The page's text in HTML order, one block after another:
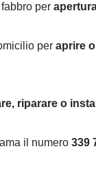
per
per aprire
riparare o
il numero 339